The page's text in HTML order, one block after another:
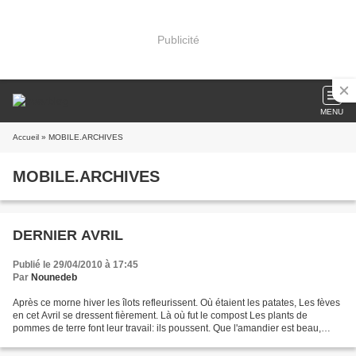
Publicité
MENU
Accueil » MOBILE.ARCHIVES
MOBILE.ARCHIVES
DERNIER AVRIL
Publié le 29/04/2010 à 17:45
Par Nounedeb
Après ce morne hiver les îlots refleurissent. Où étaient les patates, Les fèves
en cet Avril se dressent fièrement. Là où fut le compost Les plants de
pommes de terre font leur travail: ils poussent. Que l'amandier est beau,